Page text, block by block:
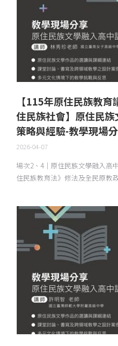
【115年原住民族教
住民族社會】原住民
策略與經驗-教學現場
2026-04-07
場次2、4｜原住民族文學融入高
住民族教育法》修法及全民原教